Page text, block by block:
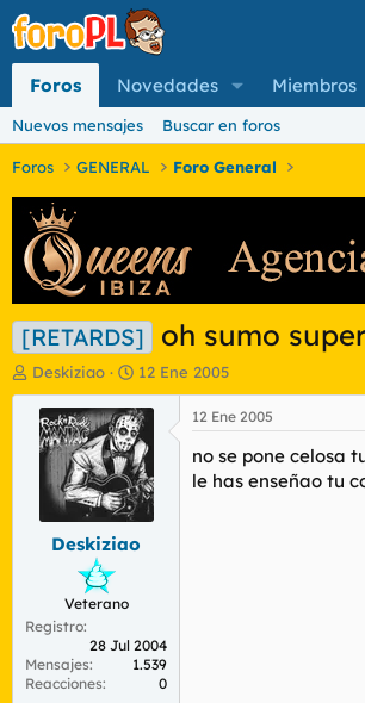
Foros Novedades Miembros
Nuevos mensajes Buscar en foros
Foros GENERAL Foro General
[RETARDS] oh sumo
I
n
o
t
m
a
Deskiziao
F
e
c
h
a
d
e
i
n
12 Ene 2005
Deskiziao
Veterano
Registro
28 Jul 2004
Mensajes
1.539
Reacciones
0
12 Ene 2005
no se pone celosa
le has enseñao tu